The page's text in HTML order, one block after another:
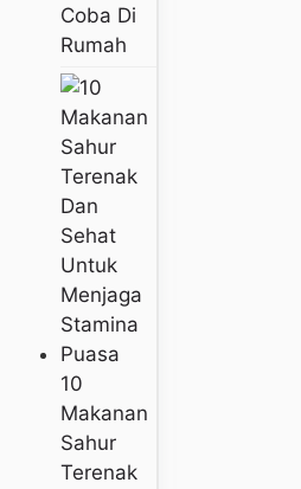
Coba Di
Rumah
10
Makanan
Sahur
Terenak